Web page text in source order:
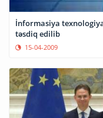
İnformasiya
təsdiq edilib
15-04-2009